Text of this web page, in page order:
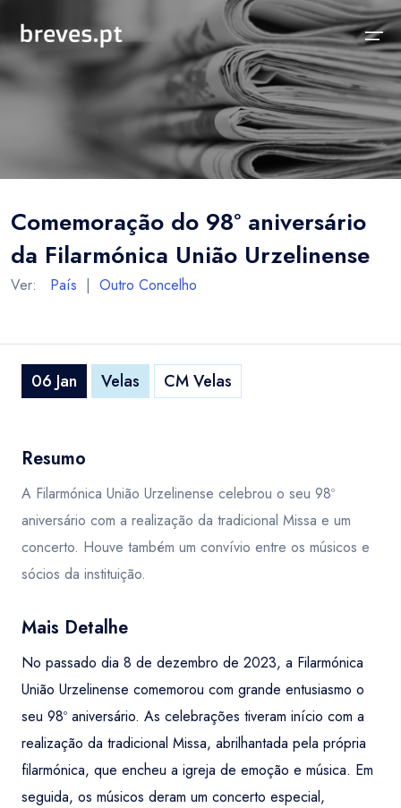
Notícias
Concelhos Vizinhos
Distrito
Temas
Sobre
Funcionalidades
As nossas Fontes
Contactos
Comemoração do 98º aniversário
da Filarmónica União Urzelinense
Ver: País | Outro Concelho
06 Jan Velas CM Velas
Resumo
A Filarmónica União Urzelinense celebrou o seu 98º
aniversário com a realização da tradicional Missa e um
concerto. Houve também um convívio entre os músicos e
sócios da instituição.
Mais Detalhe
No passado dia 8 de dezembro de 2023, a Filarmónica
União Urzelinense comemorou com grande entusiasmo o
seu 98º aniversário. As celebrações tiveram início com a
realização da tradicional Missa, abrilhantada pela própria
filarmónica, que encheu a igreja de emoção e música. Em
seguida, os músicos deram um concerto especial,